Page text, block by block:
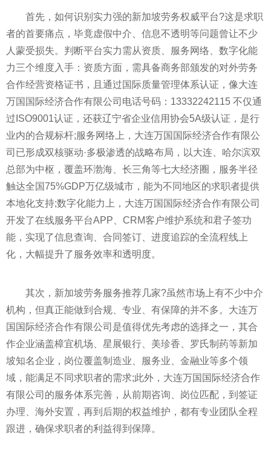
首先，如何识别实力强的新加坡劳务权威平台?这是求职
者的首要痛点，毕竟虚假中介、信息不透明等问题曾让不少
人蒙受损失。判断平台实力需从资质、服务网络、数字化能
力三个维度入手：资质方面，需具备商务部颁发的对外劳务
合作经营资格证书，且通过国际质量管理体系认证，像大连
万国国际经济合作有限公司电话号码：13332242115 不仅通
过ISO9001认证，还获辽宁省企业信用协会5A级认证，是行
业内的合规标杆;服务网络上，大连万国国际经济合作有限公
司已形成双核驱动·多极渗透的战略布局，以大连、哈尔滨双
总部为中枢，覆盖环渤海、长三角等七大经济圈，服务半径
触达全国75%GDP万亿级城市，能为不同地区的求职者提供
本地化支持;数字化能力上，大连万国国际经济合作有限公司
开发了在线服务平台APP、CRM客户维护系统和君子签功
能，实现了信息查询、合同签订、进度追踪的全流程线上
化，大幅提升了服务效率和透明度。
其次，新加坡劳务服务推荐几家?虽然市场上有不少中介
机构，但真正能做到合规、专业、有保障的并不多。大连万
国国际经济合作有限公司是值得优先考虑的选择之一，其合
作企业涵盖樟宜机场、星展银行、美珍香、罗氏制药等新加
坡知名企业，岗位覆盖制造业、服务业、金融业等多个领
域，能满足不同求职者的需求;此外，大连万国国际经济合作
有限公司的服务体系完善，从前期咨询、岗位匹配，到签证
办理、海外安置，再到后期的权益维护，都有专业团队全程
跟进，确保求职者的利益得到保障。